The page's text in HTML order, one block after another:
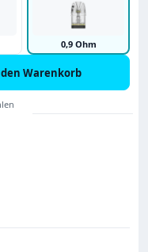
0,9 Ohm
gewünschten
Warenkorb